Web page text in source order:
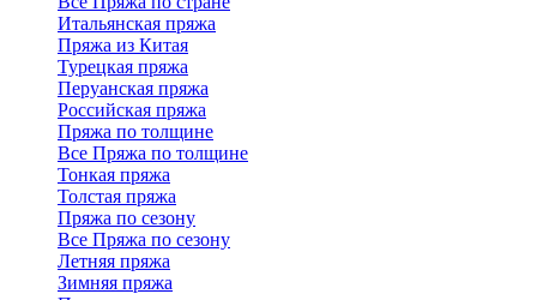
Итальянская пряжа
Пряжа из Китая
Турецкая пряжа
Перуанская пряжа
Российская пряжа
Пряжа по толщине
Все Пряжа по толщине
Тонкая пряжа
Толстая пряжа
Пряжа по сезону
Все Пряжа по сезону
Летняя пряжа
Зимняя пряжа